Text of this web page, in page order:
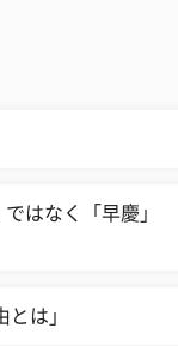
はなく「早慶」
は」